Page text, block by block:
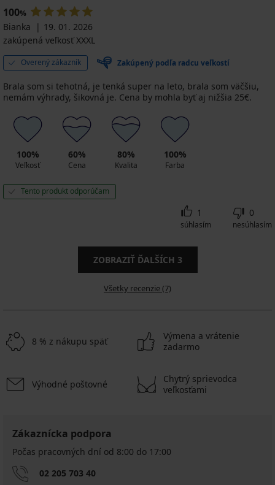
100%
Bianka
19. 01. 2026
zakúpená veľkosť XXXL
Overený zákazník Zakúpený podľa radcu veľkostí
Brala som si tehotná, je tenká super na leto, brala som väčšiu,
nemám výhrady, šikovná je. Cena by mohla byť aj nižšia 25€.
100%
Veľkosť
60%
Cena
80%
Kvalita
100%
Farba
Tento produkt odporúčam
1
súhlasím
0
nesúhlasím
ZOBRAZIŤ ĎALŠÍCH 3
Všetky recenzie (7)
8 % z nákupu späť
Výmena a vrátenie
zadarmo
Výhodné poštovné
Chytrý sprievodca
veľkosťami
Zákaznícka podpora
Počas pracovných dní od 8:00 do 17:00
02 205 703 40